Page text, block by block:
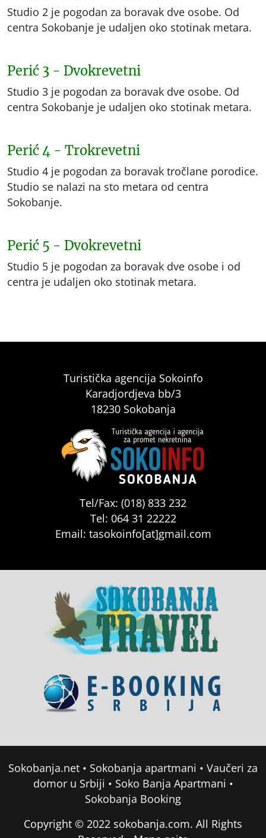
Studio 2 je pogodan za boravak dve osobe. Od
centra Sokobanje je udaljen oko stotinak metara.
Perić 3 - Dvokrevetni
Studio 3 je pogodan za boravak dve osobe. Od
centra Sokobanje je udaljen oko stotinak metara.
Perić 4 - Trokrevetni
Studio 4 je pogodan za boravak tročlane porodice.
Studio se nalazi na sto metara od centra
Sokobanje.
Perić 5 - Dvokrevetni
Studio 5 je pogodan za boravak dve osobe i od
centra je udaljen oko stotinak metara.
Turistička agencija Sokoinfo
Karadjordjeva bb/3
18230 Sokobanja
Tel/Fax: (018) 833 232
Tel: 064 31 22222
Email: tasokoinfo[at]gmail.com
Sokobanja.net • Sokobanja apartmani • Vaučeri za
domor u Srbiji • Soko Banja Apartmani •
Sokobanja Booking
Copyright © 2022 sokobanja.com. All Rights